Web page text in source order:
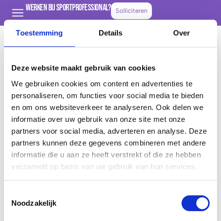
Toestemming Details Over
Deze website maakt gebruik van cookies
We gebruiken cookies om content en advertenties te
personaliseren, om functies voor social media te bieden
en om ons websiteverkeer te analyseren. Ook delen we
informatie over uw gebruik van onze site met onze
partners voor social media, adverteren en analyse. Deze
partners kunnen deze gegevens combineren met andere
informatie die u aan ze heeft verstrekt of die ze hebben
verzameld op basis van uw gebruik van hun services.
Noodzakelijk
Werken bij Sportprofessional? Solliciteren
E.
T.
A.
info@sportprofessional.nl
085 – 0493273
Spacelab 45,
3824 MR Amersfoort
Maandag t/m vrijdag bereikbaar tussen 8:00 en
18:00
Sportprofessional.
Over ons
Contact